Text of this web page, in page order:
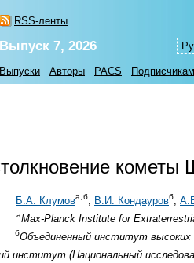
RSS-ленты
Выпуск 7, 2026
Выпуски Авторы PACS Подписчикам
Б.А. Клумова, б, В.И. Кондауровб,
аMax-Planck Institute for
бОбъединенный институт высоких
институт (Национальный